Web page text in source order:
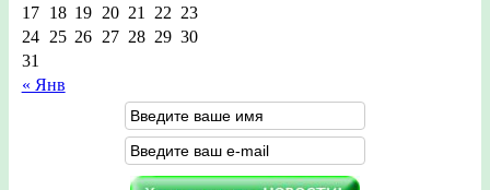
« Янв
17
18 19 20 21 22 23
24
25 26 27 28 29 30
31